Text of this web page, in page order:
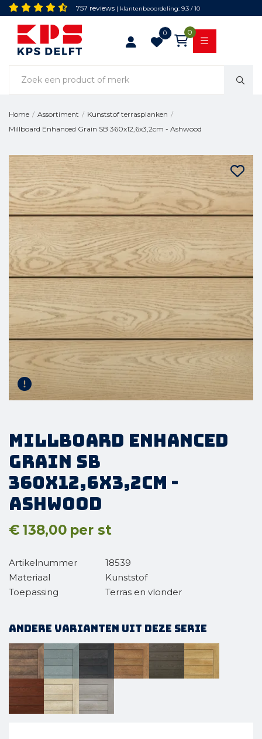
757 reviews | klantenbeoordeling: 9.3 / 10
0 0
Home / Assortiment / Kunststof terrasplanken /
Millboard Enhanced Grain SB 360x12,6x3,2cm - Ashwood
Millboard Enhanced
Grain SB
360x12,6x3,2cm -
Ashwood
€ 138,00 per st
Artikelnummer
18539
Materiaal
Kunststof
Toepassing
Terras en vlonder
Andere varianten uit deze serie